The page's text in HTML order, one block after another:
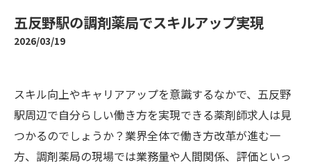
五反野駅の調剤薬局でスキルアップ実現
2026/03/19
スキル向上やキャリアアップを意識するなかで、五反野
駅周辺で自分らしい働き方を実現できる薬剤師求人は見
つかるのでしょうか？業界全体で働き方改革が進む一
方、調剤薬局の現場では業務量や人間関係、評価といっ